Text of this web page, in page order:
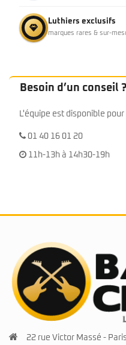
Luthiers exclusifs
marques rares & sur-
Besoin d’un conseil ?
L'équipe est disponible
01 40 16 01 20
11h-13h à 14h30-19h
22 rue Victor Massé -